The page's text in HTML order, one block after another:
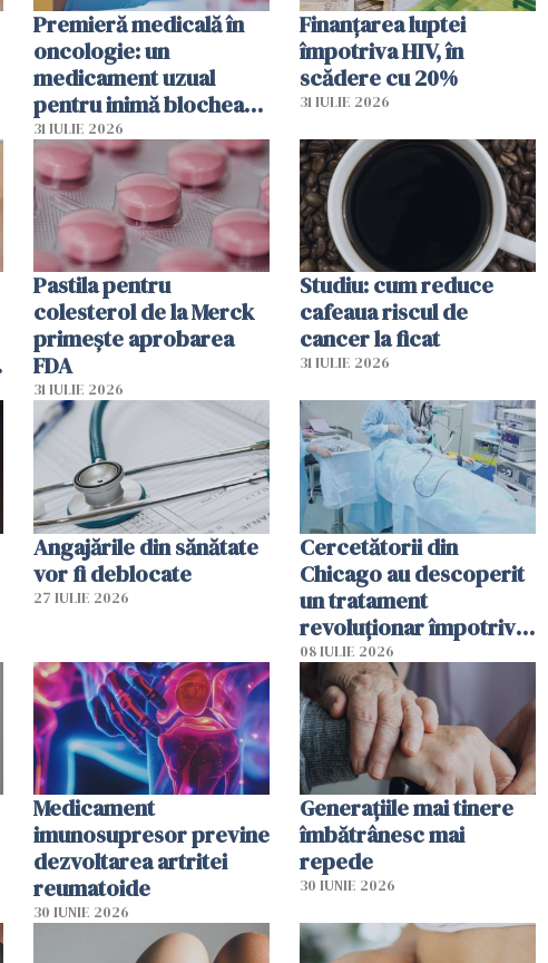
Premieră medicală în
oncologie: un
medicament uzual
pentru inimă blochează
dezvoltarea celulelor
canceroase.
31 IULIE 2026
Finanțarea luptei
împotriva HIV, în
scădere cu 20%
31 IULIE 2026
Pastila pentru
colesterol de la Merck
primește aprobarea
FDA
31 IULIE 2026
Studiu: cum reduce
cafeaua riscul de
cancer la ficat
31 IULIE 2026
Angajările din sănătate
vor fi deblocate
27 IULIE 2026
Cercetătorii din
Chicago au descoperit
un tratament
revoluționar împotriva
cancerului. Sunt
folosite chiar bacteriile
tumorale
08 IULIE 2026
Medicament
imunosupresor previne
dezvoltarea artritei
reumatoide
30 IUNIE 2026
Generațiile mai tinere
îmbătrânesc mai
repede
30 IUNIE 2026